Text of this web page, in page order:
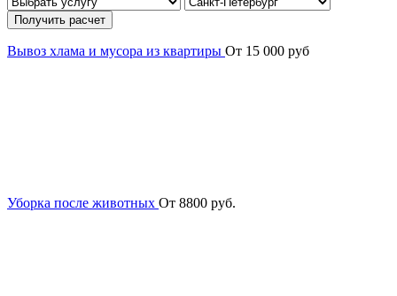
Вывоз хлама и мусора из квартиры От 15 000 руб
Уборка после животных От 8800 руб.